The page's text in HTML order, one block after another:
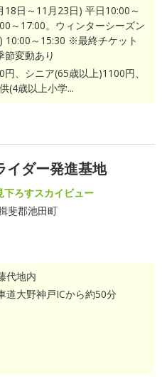
18日～11月23日) 平日10:00～
～17:00。ウィンターシーズン
10:00～15:30 ※最終チケット
節変動あり
、シニア(65歳以上)1100円、
(4歳以上小学...
イダー発進基地
下ろすスカイビュー
斐郡池田町
代地内
道大野神戸ICから約50分